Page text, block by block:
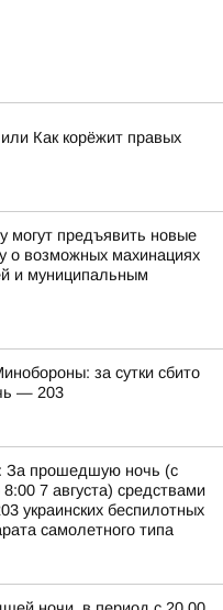
Как корёжит правых
могут предъявить новые
о возможных махинациях
и муниципальным
за сутки сбито
— 203
За прошедшую ночь (с
7 августа) средствами
украинских беспилотных
самолетного типа